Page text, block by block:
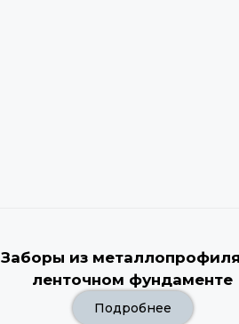
Заборы из
ленточном фундаменте
Подробнее